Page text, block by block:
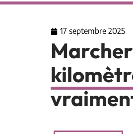
17 septembre 2025